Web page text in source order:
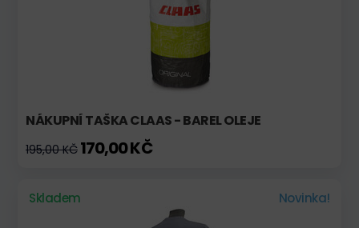
NÁKUPNÍ TAŠKA CLAAS - BAREL OLEJE
195,00 KČ 170,00 KČ
Skladem Novinka!